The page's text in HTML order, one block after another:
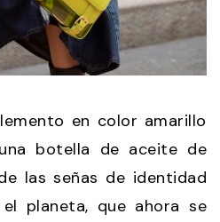
en color amarillo
botella de aceite de
las señas de identidad
planeta, que ahora se